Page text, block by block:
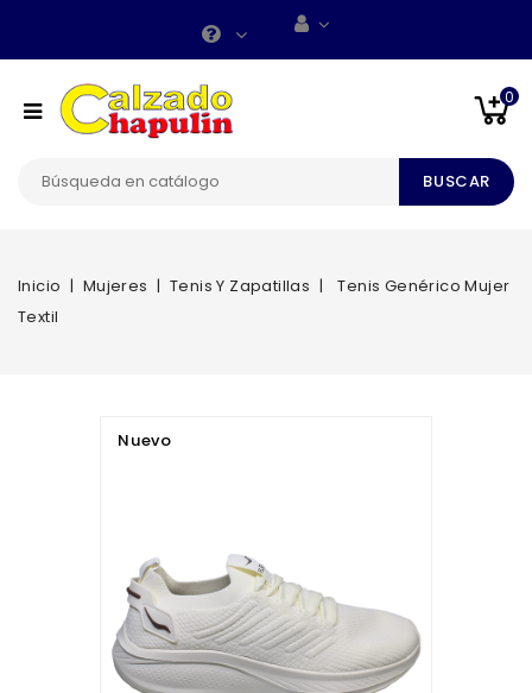
0
BUSCAR
Inicio Mujeres Tenis Y Zapatillas
Tenis Genérico Mujer
Textil
Nuevo